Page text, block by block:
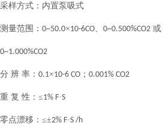
采样方式：内置泵吸式
测量范围： 0~50.0×10-6CO、 0~0.500%CO2 或
0~1.000%CO2
分 辨 率： 0.1×10-6 CO ； 0.001% CO2
重 复 性：≤1% F·S
零点漂移：≤±2% F·S /h